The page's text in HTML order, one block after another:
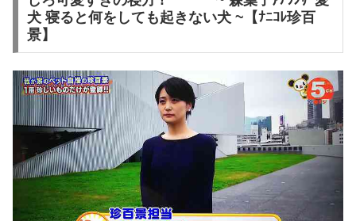
犬 寝ると何をしても起きない犬 ~【ﾅﾆｺﾚ珍百
景】